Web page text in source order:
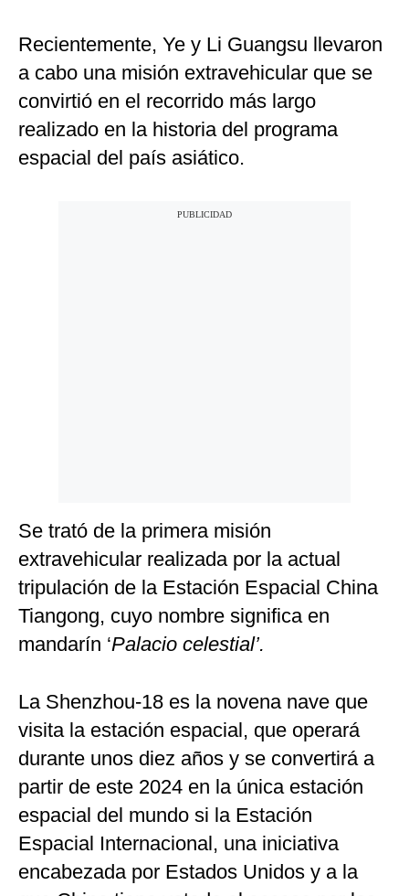
Recientemente, Ye y Li Guangsu llevaron
a cabo una misión extravehicular que se
convirtió en el recorrido más largo
realizado en la historia del programa
espacial del país asiático.
Se trató de la primera misión
extravehicular realizada por la actual
tripulación de la Estación Espacial China
Tiangong, cuyo nombre significa en
mandarín ‘Palacio celestial’.
La Shenzhou-18 es la novena nave que
visita la estación espacial, que operará
durante unos diez años y se convertirá a
partir de este 2024 en la única estación
espacial del mundo si la Estación
Espacial Internacional, una iniciativa
encabezada por Estados Unidos y a la